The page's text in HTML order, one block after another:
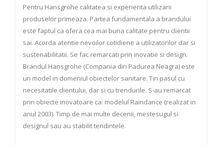
Pentru Hansgrohe calitatea si experienta utilizarii
produselor primeaza. Partea fundamentala a brandului
este faptul ca ofera cea mai buna calitate pentru clientii
sai. Acorda atentie nevoilor cotidiene a utilizatorilor dar si
sustenabilitatii. Se fac remarcati prin inovatie si design.
Brandul Hansgrohe (Compania din Padurea Neagra) este
un model in domeniul obiectelor sanitare. Tin pasul cu
necesitatile clientului, dar si cu trendurile. S-au remarcat
prin obiecte inovatoare ca: modelul Raindance (realizat in
anul 2003). Timp de mai multe decenii, mestesugul si
designul sau au stabilit tendintele.